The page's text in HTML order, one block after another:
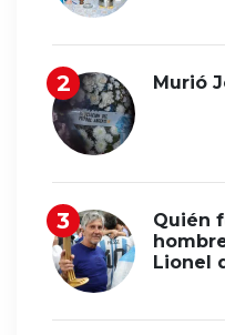
Murió
Quién
Lionel